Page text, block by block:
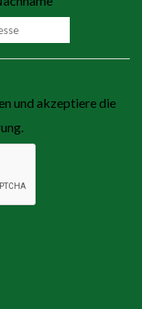
und akzeptiere die